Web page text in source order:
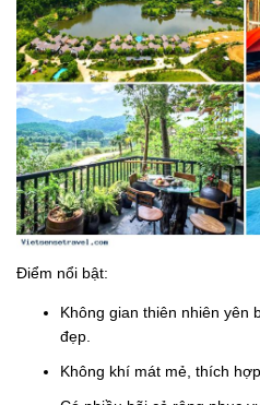
Điểm nổi bật:
Không gian thiên nhiên yên
đẹp.
Không khí mát mẻ, thích